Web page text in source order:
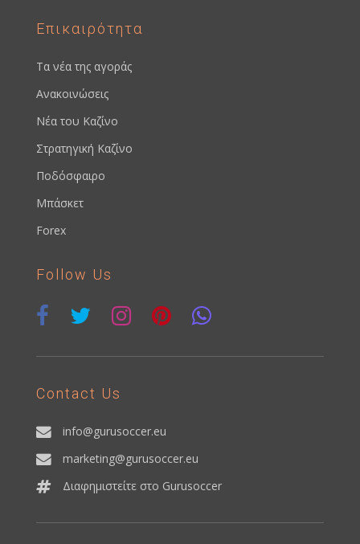
Επικαιρότητα
Τα νέα της αγοράς
Ανακοινώσεις
Νέα του Καζίνο
Στρατηγική Καζίνο
Ποδόσφαιρο
Μπάσκετ
Forex
Follow Us
Contact Us
info@gurusoccer.eu
marketing@gurusoccer.eu
Διαφημιστείτε στο Gurusoccer